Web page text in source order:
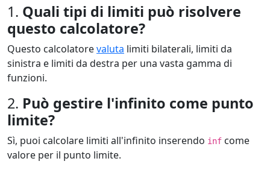
1. Quali tipi di limiti può risolvere
questo calcolatore?
Questo calcolatorevaluta limiti bilaterali, limiti da
sinistra e limiti da destra per una vasta gamma di
funzioni.
2. Può gestire l'infinito come punto
limite?
Sì, puoi calcolare limiti all'infinito inserendo inf come
valore per il punto limite.